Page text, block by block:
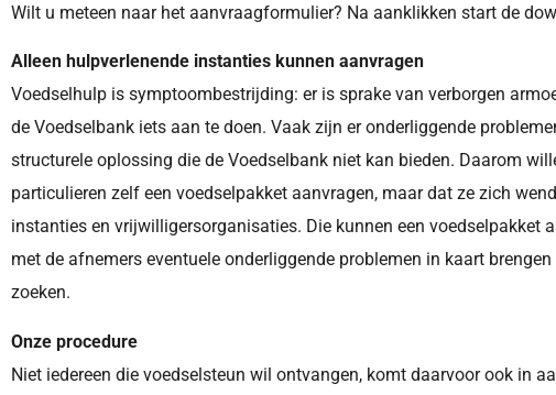
Wilt u meteen naar het aanvraagformulier? Na aanklikken start de
Alleen hulpverlenende instanties kunnen aanvragen
Voedselhulp is symptoombestrijding: er is sprake van verborgen
de Voedselbank iets aan te doen. Vaak zijn er onderliggende
structurele oplossing die de Voedselbank niet kan bieden. Daarom
particulieren zelf een voedselpakket aanvragen, maar dat ze zich
instanties en vrijwilligersorganisaties. Die kunnen een voedselpakket
met de afnemers eventuele onderliggende problemen in kaart
zoeken.
Onze procedure
Niet iedereen die voedselsteun wil ontvangen, komt daarvoor ook in